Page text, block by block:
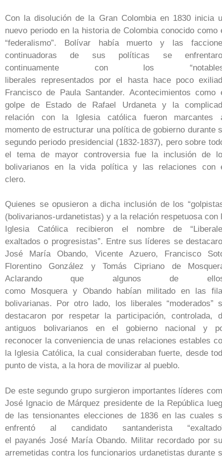
Con la disolución de la Gran Colombia en 1830 inicia
nuevo periodo en la historia de Colombia conocido como
“federalismo”. Bolívar había muerto y las
continuadoras de sus políticas se
continuamente con los
liberales representados por el hasta hace poco
Francisco de Paula Santander. Acontecimientos como
golpe de Estado de Rafael Urdaneta y la
relación con la Iglesia católica fueron marcantes
momento de estructurar una política de gobierno durante
segundo periodo presidencial (1832-1837), pero sobre
el tema de mayor controversia fue la inclusión de
bolivarianos en la vida política y las relaciones con
clero.
Quienes se opusieron a dicha inclusión de los
(bolivarianos-urdanetistas) y a la relación respetuosa con
Iglesia Católica recibieron el nombre de
exaltados o progresistas”. Entre sus líderes se
José María Obando, Vicente Azuero, Francisco
Florentino González y Tomás Cipriano de
Aclarando que algunos de
como Mosquera y Obando habían militado en las
bolivarianas. Por otro lado, los liberales “moderados”
destacaron por respetar la participación, controlada,
antiguos bolivarianos en el gobierno nacional y
reconocer la conveniencia de unas relaciones estables
la Iglesia Católica, la cual consideraban fuerte, desde
punto de vista, a la hora de movilizar al pueblo.
De este segundo grupo surgieron importantes líderes
José Ignacio de Márquez presidente de la República
de las tensionantes elecciones de 1836 en las cuales
enfrentó al candidato santanderista
el payanés José María Obando. Militar recordado por
arremetidas contra los funcionarios urdanetistas durante